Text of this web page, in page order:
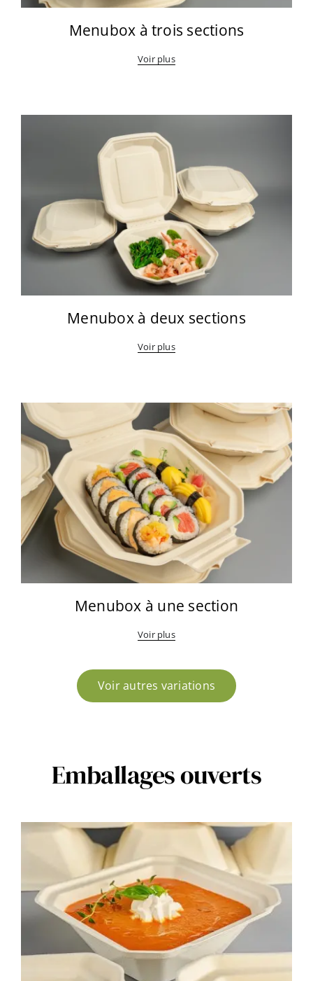
Menubox à trois sections
Voir plus
Menubox à deux sections
Voir plus
Menubox à une section
Voir plus
Voir autres variations
Emballages ouverts